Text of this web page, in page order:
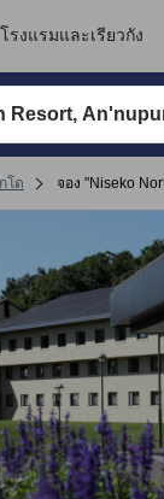
โรงแรมและเรียวกัง
หา จากนั้นใช้ปุ่มลูกศร
โด จอง "Niseko
งเขียนหลังจากกา